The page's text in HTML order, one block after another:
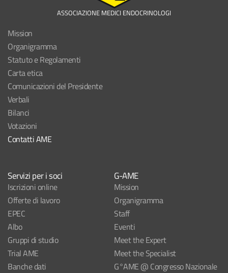
ASSOCIAZIONE MEDICI ENDOCRINOLOGI
Mission
Organigramma
Statuto e Regolamenti
Carta etica
Comunicazioni del Presidente
Verbali
Bilanci
Votazioni
Contatti AME
Servizi per i soci
Iscrizioni online
Offerte di lavoro
EPEC
Albo
Gruppi di studio
Trial AME
Banche dati
G-AME
Mission
Organigramma
Staff
Eventi
Meet the Expert
Meet the Specialist
G°AME @ Congresso Nazionale